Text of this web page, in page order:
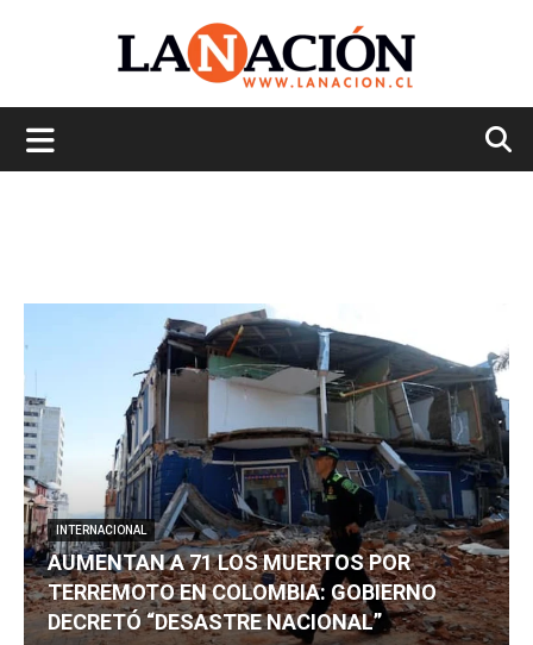
INTERNACIONAL
AUMENTAN A 71 LOS MUERTOS POR
TERREMOTO EN COLOMBIA: GOBIERNO
DECRETÓ “DESASTRE NACIONAL”